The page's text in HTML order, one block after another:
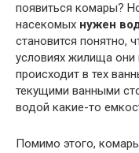
появиться комары?
насекомых нужен
становится понятно,
условиях жилища они
происходит в тех
текущими ванными
водой какие-то
Помимо этого,